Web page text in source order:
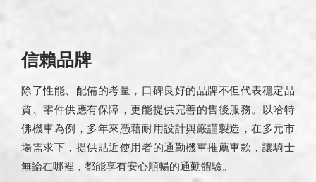
信賴品牌
除了性能、配備的考量，口碑良好的品牌不但代表穩定品
質、零件供應有保障，更能提供完善的售後服務。以哈特
佛機車為例，多年來憑藉耐用設計與嚴謹製造，在多元市
場需求下，提供貼近使用者的通勤機車推薦車款，讓騎士
無論在哪裡，都能享有安心順暢的通勤體驗。